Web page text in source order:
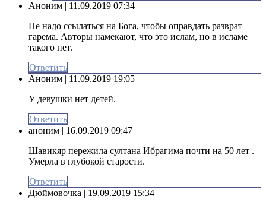
Аноним | 11.09.2019 07:34
Не надо ссылаться на Бога, чтобы оправдать разврат
гарема. Авторы намекают, что это ислам, но в исламе
такого нет.
Ответить
Аноним | 11.09.2019 19:05
У девушки нет детей.
Ответить
аноним | 16.09.2019 09:47
Шавикяр пережила султана Ибрагима почти на 50 лет .
Умерла в глубокой старости.
Ответить
Дюймовочка | 19.09.2019 15:34